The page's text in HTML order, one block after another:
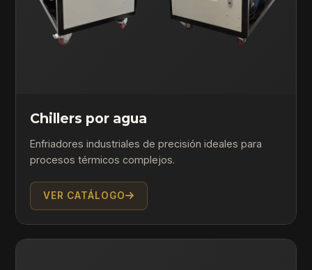
Chillers por agua
Enfriadores industriales de precisión ideales para
procesos térmicos complejos.
VER CATÁLOGO